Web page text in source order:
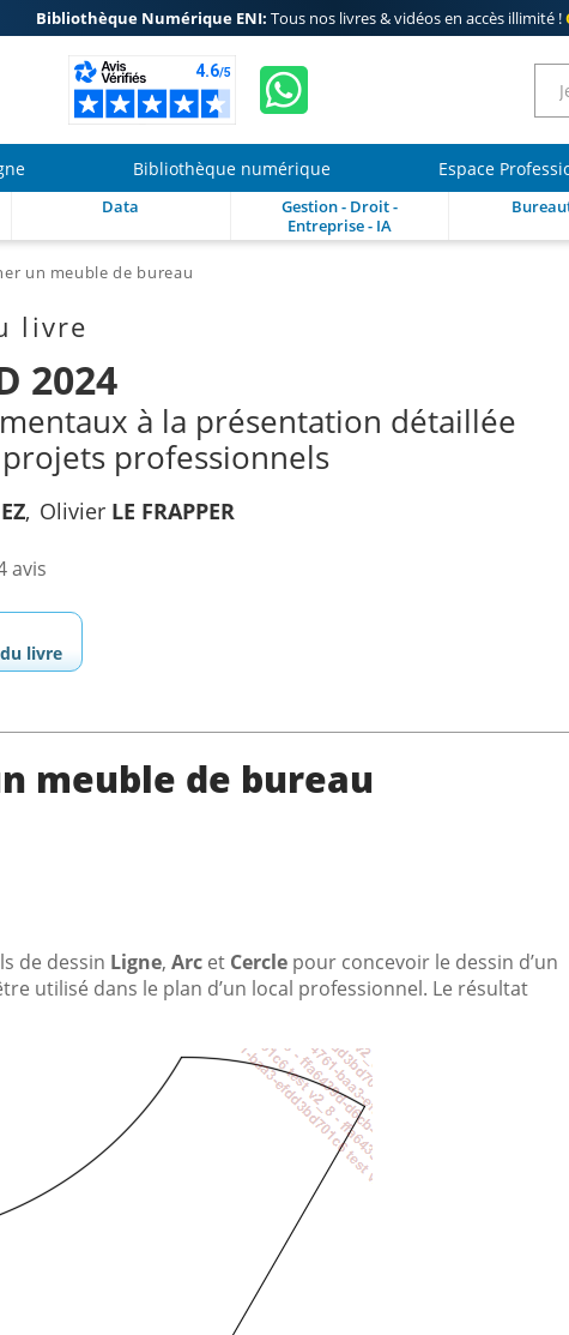
Bibliothèque Numérique ENI: Tous nos livres & vidéos en accès illimité !
Bibliothèque numérique Espace
Data
Gestion - Droit -
Entreprise - IA
un meuble de bureau
livre
2024
à la présentation détaillée
professionnels
Olivier LE FRAPPER
avis
livre
meuble de bureau
de dessin Ligne, Arc et Cercle pour concevoir le dessin d’un
utilisé dans le plan d’un local professionnel. Le résultat